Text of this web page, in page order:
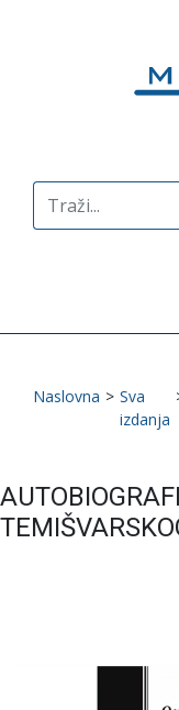
Search
for:
Naslovna > Sva
izdanja